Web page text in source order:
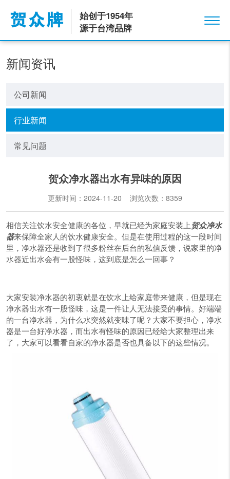
始创于1954年
源于台湾品牌
新闻资讯
公司新闻
行业新闻
常见问题
贺众净水器出水有异味的原因
更新时间：2024-11-20 浏览次数： 8359
相信关注饮水安全健康的各位，早就已经为家庭安装上贺众净水
器来保障全家人的饮水健康安全。但是在使用过程的这一段时间
里，净水器还是收到了很多粉丝在后台的私信反馈，说家里的净
水器近出水会有一股怪味，这到底是怎么一回事？
大家安装净水器的初衷就是在饮水上给家庭带来健康，但是现在
净水器出水有一股怪味，这是一件让人无法接受的事情。好端端
的一台净水器，为什么水突然就变味了呢？大家不要担心，净水
器是一台好净水器，而出水有怪味的原因已经给大家整理出来
了，大家可以看看自家的净水器是否也具备以下的这些情况。